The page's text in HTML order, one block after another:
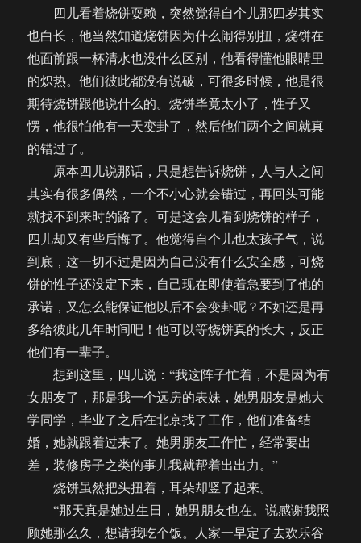
四儿看着烧饼耍赖，突然觉得自个儿那四岁其实
也白长，他当然知道烧饼因为什么闹得别扭，烧饼在
他面前跟一杯清水也没什么区别，他看得懂他眼睛里
的炽热。他们彼此都没有说破，可很多时候，他是很
期待烧饼跟他说什么的。烧饼毕竟太小了，性子又
愣，他很怕他有一天变卦了，然后他们两个之间就真
的错过了。
原本四儿说那话，只是想告诉烧饼，人与人之间
其实有很多偶然，一个不小心就会错过，再回头可能
就找不到来时的路了。可是这会儿看到烧饼的样子，
四儿却又有些后悔了。他觉得自个儿也太孩子气，说
到底，这一切不过是因为自己没有什么安全感，可烧
饼的性子还没定下来，自己现在即使着急要到了他的
承诺，又怎么能保证他以后不会变卦呢？不如还是再
多给彼此几年时间吧！他可以等烧饼真的长大，反正
他们有一辈子。
想到这里，四儿说：“我这阵子忙着，不是因为有
女朋友了，那是我一个远房的表妹，她男朋友是她大
学同学，毕业了之后在北京找了工作，他们准备结
婚，她就跟着过来了。她男朋友工作忙，经常要出
差，装修房子之类的事儿我就帮着出出力。”
烧饼虽然把头扭着，耳朵却竖了起来。
“那天真是她过生日，她男朋友也在。说感谢我照
顾她那么久，想请我吃个饭。人家一早定了去欢乐谷